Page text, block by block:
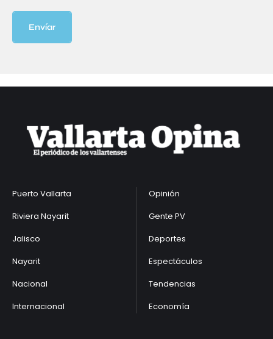
Envíar
Puerto Vallarta
Riviera Nayarit
Jalisco
Nayarit
Nacional
Internacional
Opinión
Gente PV
Deportes
Espectáculos
Tendencias
Economía